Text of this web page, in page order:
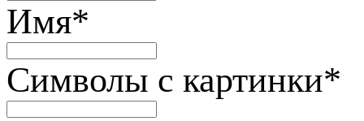
Имя*
Символы с картинки*